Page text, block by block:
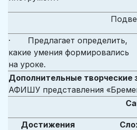
· Предлагает определить,
какие умения формировались
на уроке.
Дополнительные творческие
АФИШУ представления
Достижения